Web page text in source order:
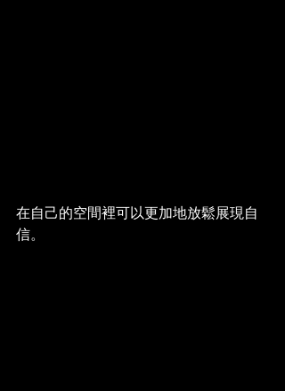
在自己的空間裡可以更加地放鬆展現自
信。